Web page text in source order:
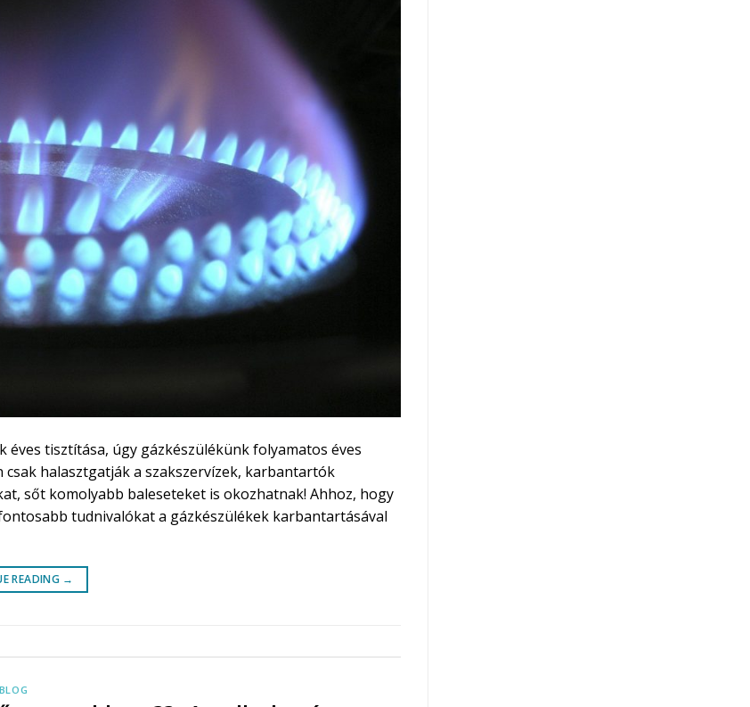
tisztítása, úgy gázkészülékünk folyamatos éves
halasztgatják a szakszervízek, karbantartók
sőt komolyabb baleseteket is okozhatnak! Ahhoz, hogy
tudnivalókat a gázkészülékek karbantartásával
READING →
BLOG